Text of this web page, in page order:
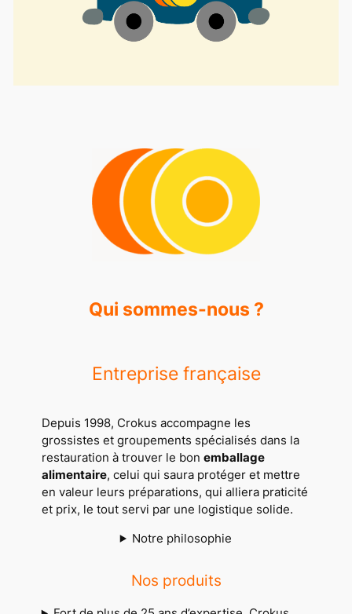
Qui sommes-nous ?
Entreprise française
Depuis 1998, Crokus accompagne les
grossistes et groupements spécialisés dans la
restauration à trouver le bon emballage
alimentaire, celui qui saura protéger et mettre
en valeur leurs préparations, qui alliera praticité
et prix, le tout servi par une logistique solide.
Notre philosophie
Nos produits